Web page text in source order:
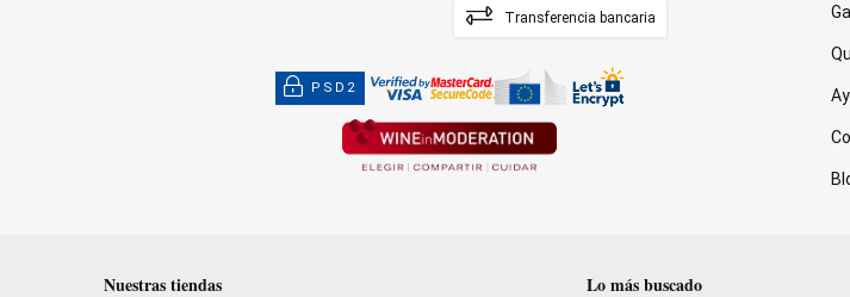
Transferencia bancaria
PSD2
Nuestras tiendas Lo más buscado